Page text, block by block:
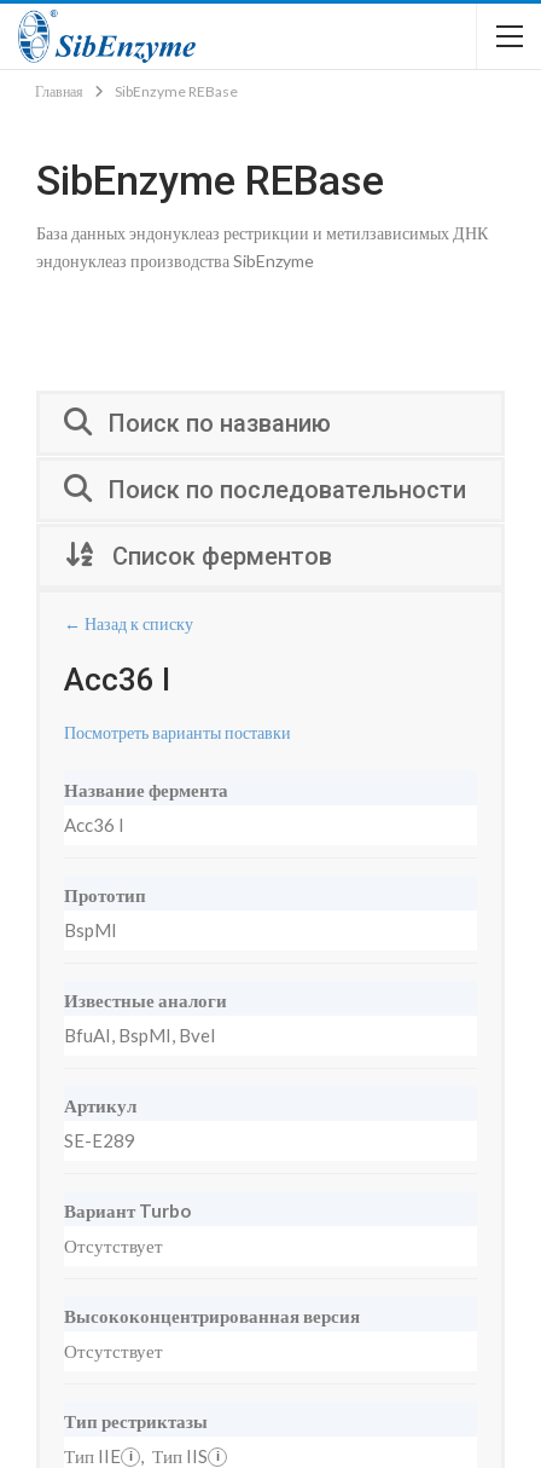
Главная SibEnzyme REBase
SibEnzyme REBase
База данных эндонуклеаз рестрикции и метилзависимых ДНК
эндонуклеаз производства SibEnzyme
Поиск по названию
Поиск по последовательности
Список ферментов
← Назад к списку
Acc36 I
Посмотреть варианты поставки
Название фермента
Acc36 I
Прототип
BspMI
Известные аналоги
BfuAI, BspMI, BveI
Артикул
SE-E289
Вариант Turbo
Отсутствует
Высококонцентрированная версия
Отсутствует
Тип рестриктазы
Тип IIE i , Тип IIS i